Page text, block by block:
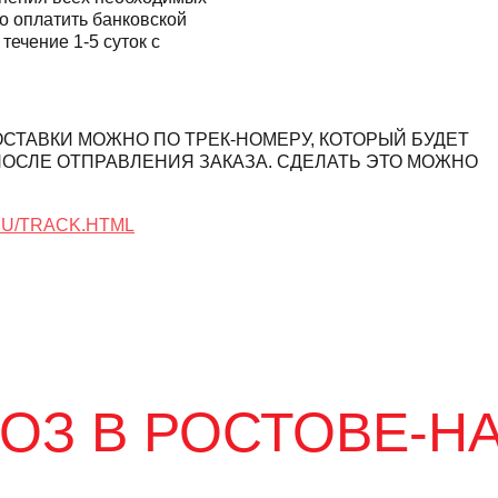
банковской
1-5 суток с
МОЖНО ПО ТРЕК-НОМЕРУ, КОТОРЫЙ БУДЕТ
ОТПРАВЛЕНИЯ ЗАКАЗА. СДЕЛАТЬ ЭТО МОЖНО
TRACK.HTML
В РОСТОВЕ-